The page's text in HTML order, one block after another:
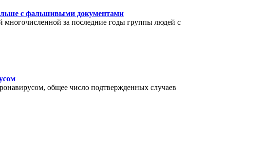
с фальшивыми документами
за последние годы группы людей с
общее число подтвержденных случаев